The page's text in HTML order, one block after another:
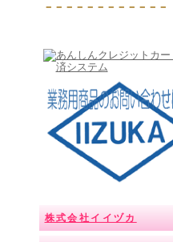
－－－－－－－－－－－－
株式会社イイヅカ